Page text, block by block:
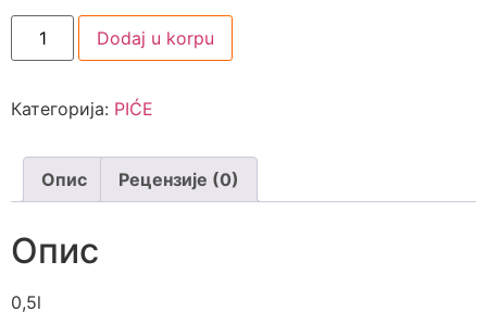
Dodaj u korpu
Категорија: PIĆE
Опис Рецензије (0)
Опис
0,5l